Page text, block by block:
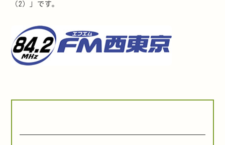
（2）」です。